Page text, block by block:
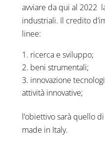
avviare da qui al 2022
industriali. Il credito
linee:
ricerca e sviluppo;
beni strumentali;
innovazione
attività innovative;
l’obiettivo sarà quello
made in Italy.